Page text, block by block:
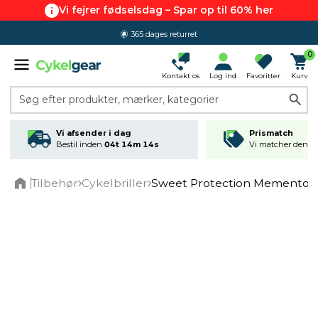
Vi fejrer fødselsdag – Spar op til 60% her
365 dages returret
Kontakt os Log ind Favoritter
0
Kurv
Søg efter produkter, mærker, kategorier
Vi afsender i dag
Bestil inden 04t 14m 14s
Prismatch
Vi matcher den
Tilbehør Cykelbriller Sweet Protection Memento